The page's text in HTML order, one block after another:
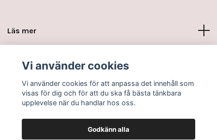
Läs mer
Vi använder cookies
Vi använder cookies för att anpassa det innehåll som
visas för dig och för att du ska få bästa tänkbara
upplevelse när du handlar hos oss.
Godkänn alla